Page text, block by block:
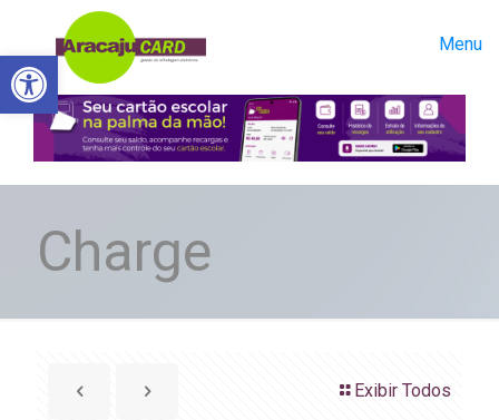
Abrir a barra de ferramentas
Menu
Charge
Exibir Todos